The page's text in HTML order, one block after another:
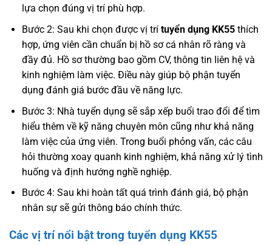
lựa chọn đúng vị trí phù hợp.
Bước 2: Sau khi chọn được vị trí tuyển dụng KK55 thích
hợp, ứng viên cần chuẩn bị hồ sơ cá nhân rõ ràng và
đầy đủ. Hồ sơ thường bao gồm CV, thông tin liên hệ và
kinh nghiệm làm việc. Điều này giúp bộ phận tuyển
dụng đánh giá bước đầu về năng lực.
Bước 3: Nhà tuyển dụng sẽ sắp xếp buổi trao đổi để tìm
hiểu thêm về kỹ năng chuyên môn cũng như khả năng
làm việc của ứng viên. Trong buổi phỏng vấn, các câu
hỏi thường xoay quanh kinh nghiệm, khả năng xử lý tình
huống và định hướng nghề nghiệp.
Bước 4: Sau khi hoàn tất quá trình đánh giá, bộ phận
nhân sự sẽ gửi thông báo chính thức.
Các vị trí nổi bật trong tuyển dụng KK55